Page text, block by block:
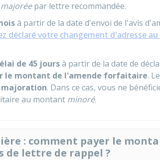
majoréepar lettre recommandée.
à partir de la date d'envoi de l'avis
déclaré votre changement d'adresse au
de 45 joursà partir de la date de
le montant de l'amende forfaitaire.
majoration. Dans ce cas, vous ne
au montant minoré.
: comment payer le
de lettre de rappel ?